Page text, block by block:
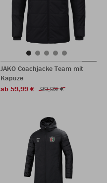
JAKO Coachjacke Team mit
Kapuze
ab 59,99 €
99,99 €